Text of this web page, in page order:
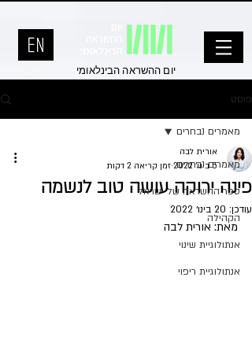
יום ההשראה הבינלאומי
פוסט
מאמרים נבחרים
ספר ההשראה של ישראל
הקהילה
אנתולוגיית שינוי
אנתולוגיית ריפוי
מאמרים נבחרים
פינה ירוקה עושה טוב לנשמה
אורית לבה
5 בינו׳ 2022
זמן קריאה 2 דקות
עודכן: 20 בינו׳ 2022
מאת: אורית לבה